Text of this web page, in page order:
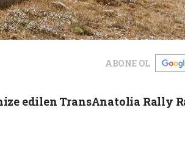
ABONE OL
edilen TransAnatolia Rally